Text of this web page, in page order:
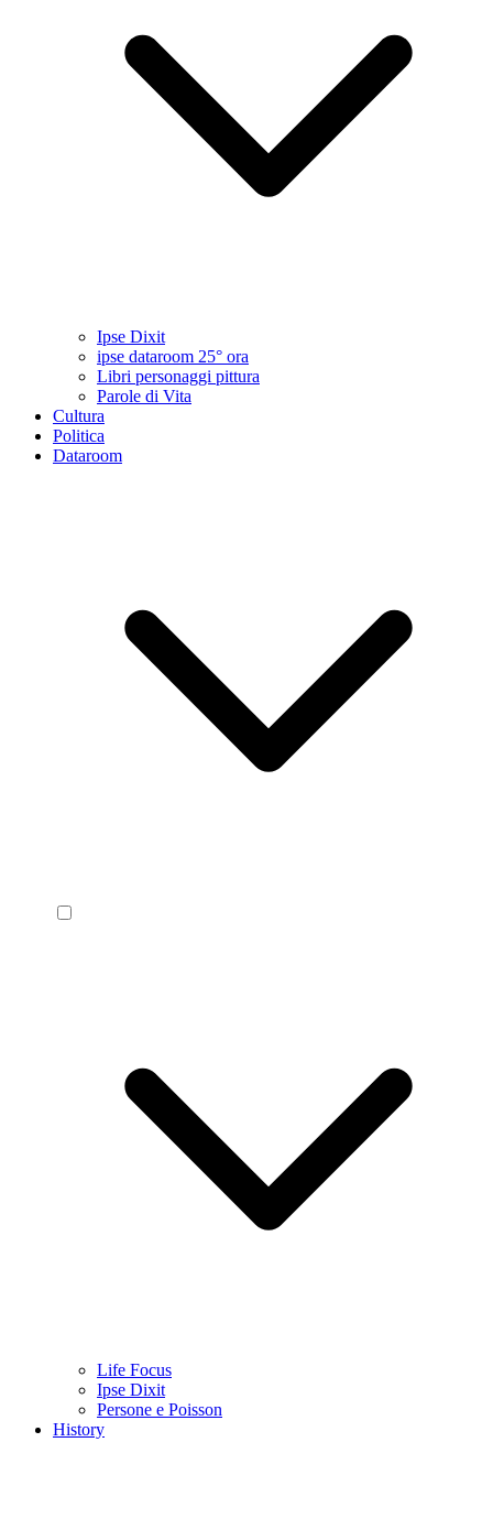
Ipse Dixit
ipse dataroom 25° ora
Libri personaggi pittura
Parole di Vita
Cultura
Politica
Dataroom
Life Focus
Ipse Dixit
Persone e Poisson
History